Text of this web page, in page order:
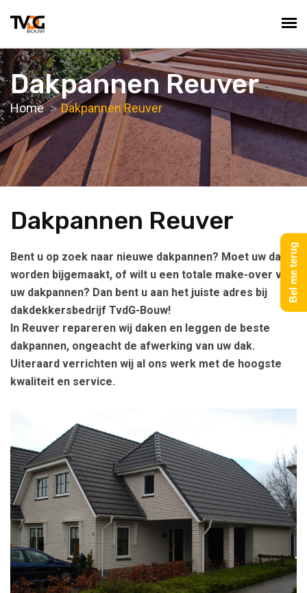
Dakpannen Reuver
Home Dakpannen Reuver
Dakpannen Reuver
Bent u op zoek naar nieuwe dakpannen? Moet uw dak
worden bijgemaakt, of wilt u een totale make-over van
uw dakpannen? Dan bent u aan het juiste adres bij
dakdekkersbedrijf TvdG-Bouw!
In Reuver repareren wij daken en leggen de beste
dakpannen, ongeacht de afwerking van uw dak.
Uiteraard verrichten wij al ons werk met de hoogste
kwaliteit en service.
Bel me terug